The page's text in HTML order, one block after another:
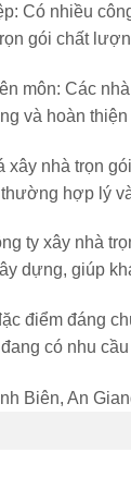
: Có nhiều
gói chất
môn: Các
và hoàn
xây nhà trọn
hợp lý
ty xây nhà
dựng, giúp
điểm đáng
có nhu